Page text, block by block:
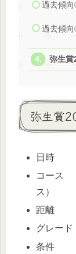
過去傾
過去傾
弥生賞
弥生賞
日時 ：
コース
ス）
距離
グレード
条件